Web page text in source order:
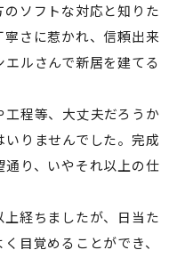
ソフトな対応と知りた
さに惹かれ、信頼出来
ルさんで新居を建てる
程等、大丈夫だろうか
りませんでした。完成
通り、いやそれ以上の仕
経ちましたが、日当た
目覚めることができ、